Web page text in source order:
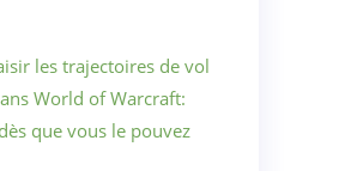
les trajectoires de vol
World of Warcraft:
que vous le pouvez